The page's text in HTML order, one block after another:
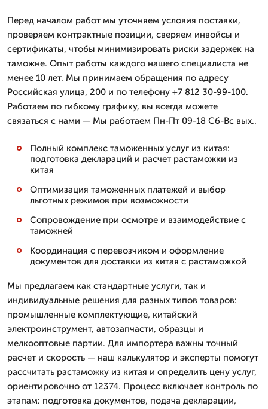
Перед началом работ мы уточняем условия поставки,
проверяем контрактные позиции, сверяем инвойсы и
сертификаты, чтобы минимизировать риски задержек на
таможне. Опыт работы каждого нашего специалиста не
менее 10 лет. Мы принимаем обращения по адресу
Российская улица, 200 и по телефону +7 812 30-99-100.
Работаем по гибкому графику, вы всегда можете
связаться с нами — Мы работаем Пн-Пт 09-18 Сб-Вс вых..
Полный комплекс таможенных услуг из китая:
подготовка деклараций и расчет растаможки из
китая
Оптимизация таможенных платежей и выбор
льготных режимов при возможности
Сопровождение при осмотре и взаимодействие с
таможней
Координация с перевозчиком и оформление
документов для доставки из китая с растаможкой
Мы предлагаем как стандартные услуги, так и
индивидуальные решения для разных типов товаров:
промышленные комплектующие, китайский
электроинструмент, автозапчасти, образцы и
мелкооптовые партии. Для импортера важны точный
расчет и скорость — наш калькулятор и эксперты помогут
рассчитать растаможку из китая и определить цену услуг,
ориентировочно от 12374. Процесс включает контроль по
этапам: подготовка документов, подача декларации,